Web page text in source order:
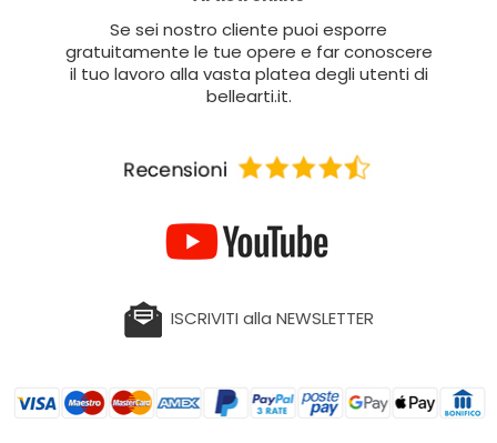
Se sei nostro cliente puoi esporre
gratuitamente le tue opere e far conoscere
il tuo lavoro alla vasta platea degli utenti di
bellearti.it.
ISCRIVITI alla NEWSLETTER